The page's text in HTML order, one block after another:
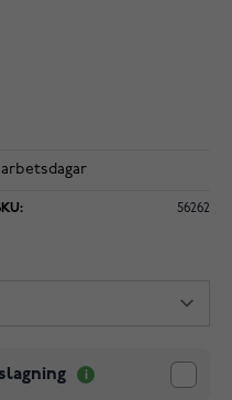
56262